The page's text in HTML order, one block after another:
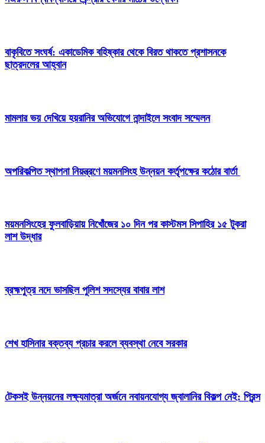
বাকৃবিতে সংঘর্ষ: একাডেমিক বহিষ্কার থেকে বিরত থাকতে প্রশাসনকে
ছাত্রদলের আহ্বান
মামলার ভয় দেখিয়ে হয়রানির অভিযোগে নান্দাইলে সংবাদ সম্মেলন
অপরিকল্পিত স্থাপনা নিয়ন্ত্রণে ময়মনসিংহ উন্নয়ন কর্তৃপক্ষের কঠোর বার্তা
ময়মনসিংহের ফুলবাড়িয়ায় নিখোঁজের ১০ দিন পর কাস্টমস সিপাহির ১৫ টুকরা
লাশ উদ্ধার
ব্রহ্মপুত্র নদে ভাসছিল পুলিশ সদস্যের বাবার লাশ
শেখ হাসিনার বক্তব্য প্রচার করলে ব্যবস্থা নেবে সরকার
টেকসই উন্নয়নের লক্ষ্যমাত্রা অর্জনে নবায়নযোগ্য জ্বালানির বিকল্প নেই: প্রিন্স